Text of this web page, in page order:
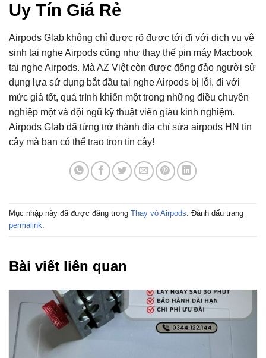
Uy Tín Giá Rẻ
Airpods Glab không chỉ được rõ được tới đi với dịch vụ vệ
sinh tai nghe Airpods cũng như thay thế pin máy Macbook
tai nghe Airpods. Mà AZ Việt còn được đông đảo người sử
dụng lựa sử dụng bắt đầu tai nghe Airpods bị lỗi. đi với
mức giá tốt, quá trình khiến một trong những điều chuyên
nghiệp một và đội ngũ kỹ thuật viên giàu kinh nghiệm.
Airpods Glab đã từng trở thành địa chỉ sửa airpods HN tin
cậy mà bạn có thể trao trọn tin cậy!
Mục nhập này đã được đăng trong Thay vỏ Airpods . Đánh dấu trang
permalink
Bài viết liên quan